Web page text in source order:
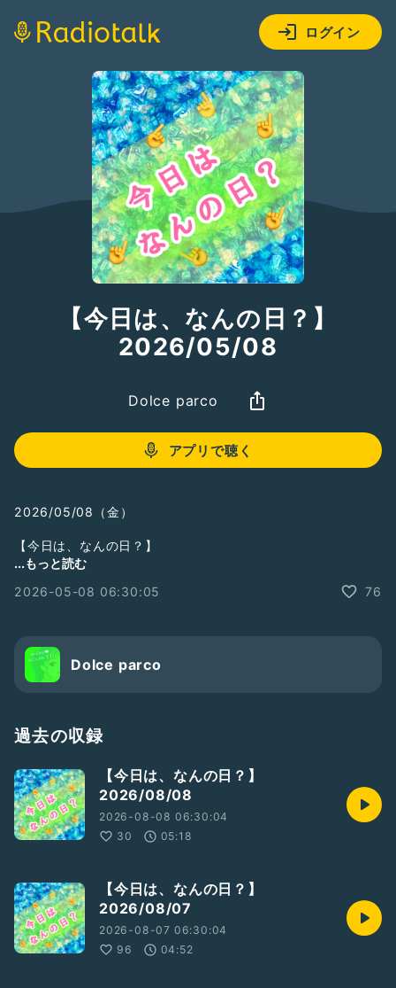
ログイン
【今日は、なんの日？】
2026/05/08
Dolce parco
アプリで聴く
2026/05/08（金）
【今日は、なんの日？】
ね？
人や事もの
実は 知らない日がいっぱい🤭
見つけていただけた方(⁎ᴗ͈ˬᴗ͈⁎)
それらに該当していない月もあります💦
ぜひぜひフォロー( ｡･ω･｡)ﾉ 凸ﾎﾟﾁｯ
として
⟡.· ⎯⎯⎯⎯⎯⎯⎯⎯⎯⎯⎯⎯ ⟡.·
聴きながらお便りから「おいしい棒」等
ミッション消化にお使いください😊✨
尚
指が空いている時はリアクションを3本指☝🏻⸒⸒で押していただ
...もっと読む
2026-05-08 06:30:05
76
Dolce parco
過去の収録
【今日は、なんの日？】
2026/08/08
2026-08-08 06:30:04
30
05:18
【今日は、なんの日？】
2026/08/07
2026-08-07 06:30:04
96
04:52